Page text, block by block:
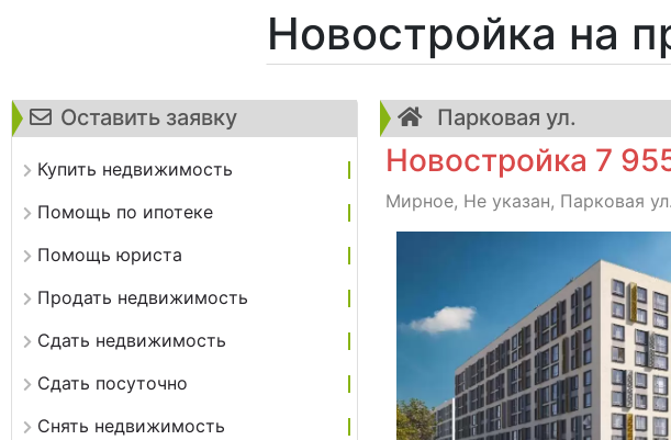
Новостройка на
Оставить заявку
Купить недвижимость
Помощь по ипотеке
Помощь юриста
Продать недвижимость
Сдать недвижимость
Сдать посуточно
Снять недвижимость
Парковая ул.
Новостройка 7
Мирное, Не указан, Парковая ул.